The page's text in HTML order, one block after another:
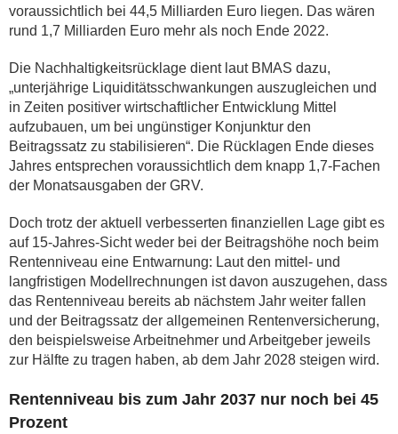
voraussichtlich bei 44,5 Milliarden Euro liegen. Das wären
rund 1,7 Milliarden Euro mehr als noch Ende 2022.
Die Nachhaltigkeitsrücklage dient laut BMAS dazu,
„unterjährige Liquiditätsschwankungen auszugleichen und
in Zeiten positiver wirtschaftlicher Entwicklung Mittel
aufzubauen, um bei ungünstiger Konjunktur den
Beitragssatz zu stabilisieren“. Die Rücklagen Ende dieses
Jahres entsprechen voraussichtlich dem knapp 1,7-Fachen
der Monatsausgaben der GRV.
Doch trotz der aktuell verbesserten finanziellen Lage gibt es
auf 15-Jahres-Sicht weder bei der Beitragshöhe noch beim
Rentenniveau eine Entwarnung: Laut den mittel- und
langfristigen Modellrechnungen ist davon auszugehen, dass
das Rentenniveau bereits ab nächstem Jahr weiter fallen
und der Beitragssatz der allgemeinen Rentenversicherung,
den beispielsweise Arbeitnehmer und Arbeitgeber jeweils
zur Hälfte zu tragen haben, ab dem Jahr 2028 steigen wird.
Rentenniveau bis zum Jahr 2037 nur noch bei 45
Prozent